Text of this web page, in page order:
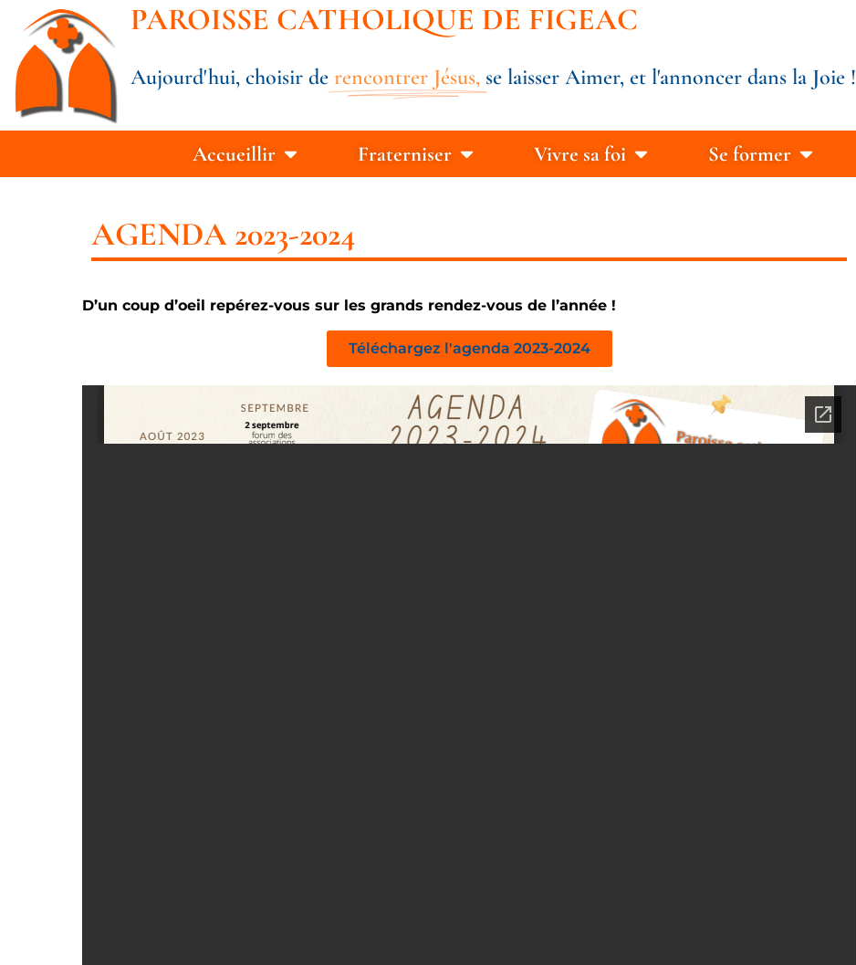
PAROISSE CATHOLIQUE DE FIGEAC
Aujourd'hui, choisir de rencontrer Jésus, se laisser Aimer, et l'annoncer dans la Joie !
Accueillir Fraterniser Vivre sa foi Se former
AGENDA 2023-2024
D’un coup d’oeil repérez-vous sur les grands rendez-vous de l’année !
Téléchargez l'agenda 2023-2024